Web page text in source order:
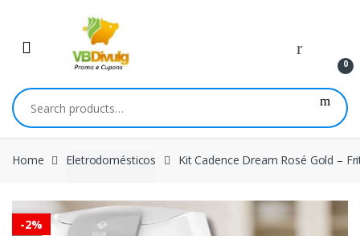
navigation
content
0
Search
for:
Home Eletrodomésticos Kit Cadence Dream Rosé Gold –
-2%